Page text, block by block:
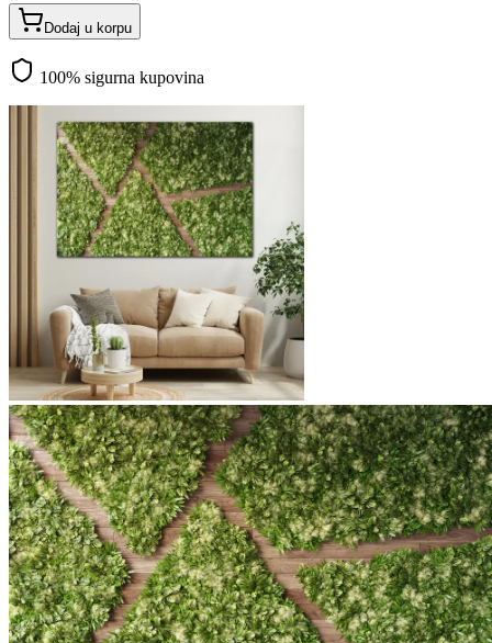
Dodaj u korpu
100% sigurna kupovina